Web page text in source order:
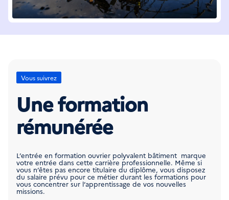
Vous suivrez
Une formation
rémunérée
L’entrée en formation ouvrier polyvalent bâtiment marque
votre entrée dans cette carrière professionnelle. Même si
vous n’êtes pas encore titulaire du diplôme, vous disposez
du salaire prévu pour ce métier durant les formations pour
vous concentrer sur l’apprentissage de vos nouvelles
missions.